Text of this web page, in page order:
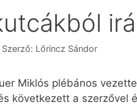
Szerző: Lőrincz Sándor
Miklós plébános
következett a szerzővel